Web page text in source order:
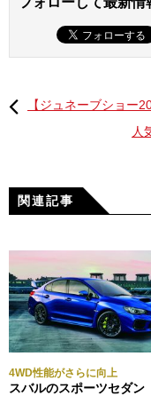
【ジュネーブショー
人
関連記事
4WD性能がさらに向上
スバルのスポーツセダン